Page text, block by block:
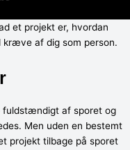
et projekt er, hvordan
af dig som person.
fuldstændigt af sporet og
Men uden en bestemt
projekt tilbage på sporet